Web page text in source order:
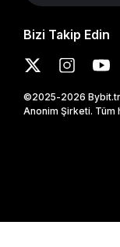
Bizi Takip Edin
©2025-2026 Bybit.tr.
Anonim Şirketi. Tüm